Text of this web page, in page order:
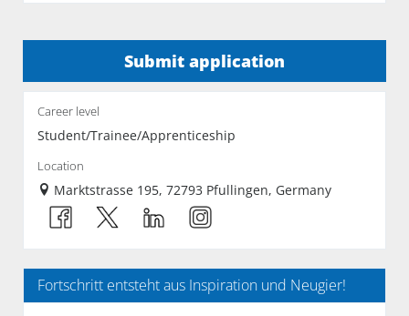
Submit application
Career level
Student/Trainee/Apprenticeship
Location
Marktstrasse 195, 72793 Pfullingen, Germany
Fortschritt entsteht aus Inspiration und Neugier!